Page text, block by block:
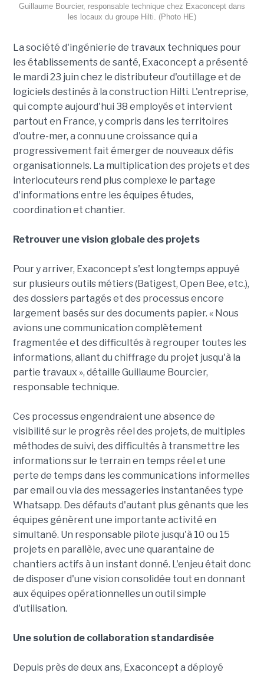
Guillaume Bourcier, responsable technique chez Exaconcept dans
les locaux du groupe Hilti. (Photo HE)
La société d'ingénierie de travaux techniques pour
les établissements de santé, Exaconcept a présenté
le mardi 23 juin chez le distributeur d'outillage et de
logiciels destinés à la construction Hilti. L'entreprise,
qui compte aujourd'hui 38 employés et intervient
partout en France, y compris dans les territoires
d'outre-mer, a connu une croissance qui a
progressivement fait émerger de nouveaux défis
organisationnels. La multiplication des projets et des
interlocuteurs rend plus complexe le partage
d'informations entre les équipes études,
coordination et chantier.
Retrouver une vision globale des projets
Pour y arriver, Exaconcept s'est longtemps appuyé
sur plusieurs outils métiers (Batigest, Open Bee, etc.),
des dossiers partagés et des processus encore
largement basés sur des documents papier. « Nous
avions une communication complètement
fragmentée et des difficultés à regrouper toutes les
informations, allant du chiffrage du projet jusqu'à la
partie travaux », détaille Guillaume Bourcier,
responsable technique.
Ces processus engendraient une absence de
visibilité sur le progrès réel des projets, de multiples
méthodes de suivi, des difficultés à transmettre les
informations sur le terrain en temps réel et une
perte de temps dans les communications informelles
par email ou via des messageries instantanées type
Whatsapp. Des défauts d'autant plus gênants que les
équipes génèrent une importante activité en
simultané. Un responsable pilote jusqu'à 10 ou 15
projets en parallèle, avec une quarantaine de
chantiers actifs à un instant donné. L'enjeu était donc
de disposer d'une vision consolidée tout en donnant
aux équipes opérationnelles un outil simple
d'utilisation.
Une solution de collaboration standardisée
Depuis près de deux ans, Exaconcept a déployé